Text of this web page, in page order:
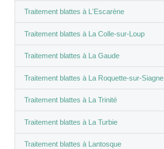
Traitement blattes à L'Escarène
Traitement blattes à La Colle-sur-Loup
Traitement blattes à La Gaude
Traitement blattes à La Roquette-sur-Siagne
Traitement blattes à La Trinité
Traitement blattes à La Turbie
Traitement blattes à Lantosque